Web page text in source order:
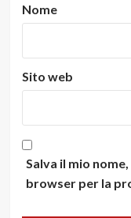
Nome
Sito web
Salva il mio
browser per la